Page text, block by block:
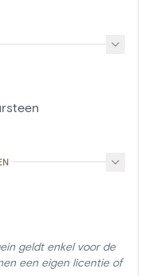
geldt enkel voor de
een eigen licentie of